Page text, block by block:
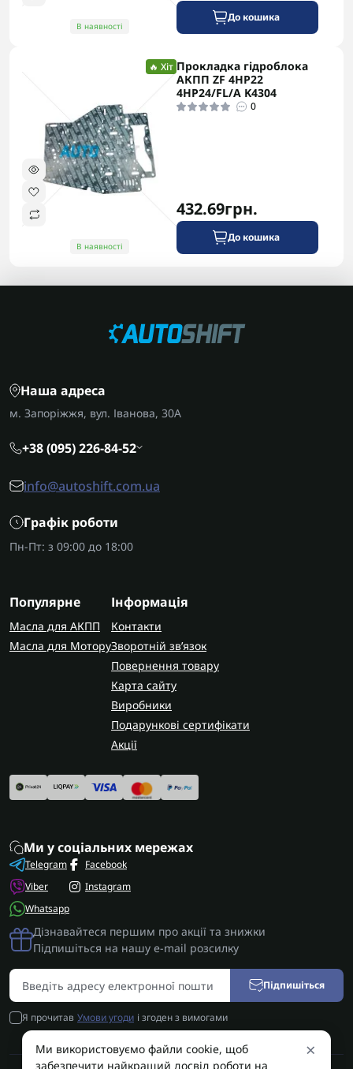
В наявності
До кошика
🔥 Хіт
В наявності
Прокладка гідроблока
АКПП ZF 4HP22
4HP24/FL/A K4304
0
432.69грн.
До кошика
Наша адреса
м. Запоріжжя, вул. Іванова, 30А
+38 (095) 226-84-52
info@autoshift.com.ua
Графік роботи
Пн-Пт: з 09:00 до 18:00
Популярне
Масла для АКПП
Масла для Мотору
Інформація
Контакти
Зворотній зв’язок
Повернення товару
Карта сайту
Виробники
Подарункові сертифікати
Акції
Ми у соціальних мережах
Telegram
Viber
Whatsapp
Facebook
Instagram
Дізнавайтеся першим про акції та знижки
Підпишіться на нашу e-mail розсилку
Підпишіться
Я прочитав Умови угоди і згоден з вимогами
×
Ми використовуємо файли cookie, щоб
забезпечити найкращий досвід роботи на